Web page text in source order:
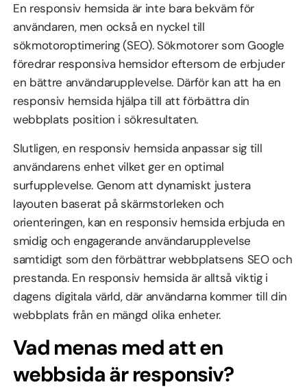
En responsiv hemsida är inte bara bekväm för
användaren, men också en nyckel till
sökmotoroptimering (SEO). Sökmotorer som Google
föredrar responsiva hemsidor eftersom de erbjuder
en bättre användarupplevelse. Därför kan att ha en
responsiv hemsida hjälpa till att förbättra din
webbplats position i sökresultaten.
Slutligen, en responsiv hemsida anpassar sig till
användarens enhet vilket ger en optimal
surfupplevelse. Genom att dynamiskt justera
layouten baserat på skärmstorleken och
orienteringen, kan en responsiv hemsida erbjuda en
smidig och engagerande användarupplevelse
samtidigt som den förbättrar webbplatsens SEO och
prestanda. En responsiv hemsida är alltså viktig i
dagens digitala värld, där användarna kommer till din
webbplats från en mängd olika enheter.
Vad menas med att en
webbsida är responsiv?